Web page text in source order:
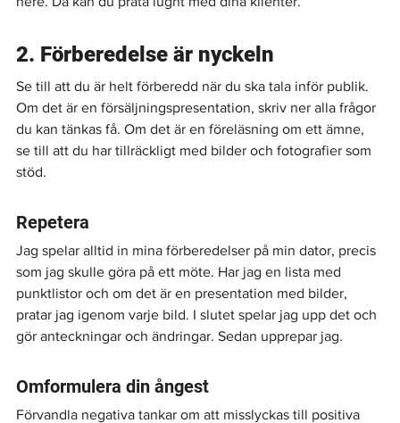
2. Förberedelse är nyckeln
Se till att du är helt förberedd när du ska tala inför publik.
Om det är en försäljningspresentation, skriv ner alla frågor
du kan tänkas få. Om det är en föreläsning om ett ämne,
se till att du har tillräckligt med bilder och fotografier som
stöd.
Repetera
Jag spelar alltid in mina förberedelser på min dator, precis
som jag skulle göra på ett möte. Har jag en lista med
punktlistor och om det är en presentation med bilder,
pratar jag igenom varje bild. I slutet spelar jag upp det och
gör anteckningar och ändringar. Sedan upprepar jag.
Omformulera din ångest
Förvandla negativa tankar om att misslyckas till positiva